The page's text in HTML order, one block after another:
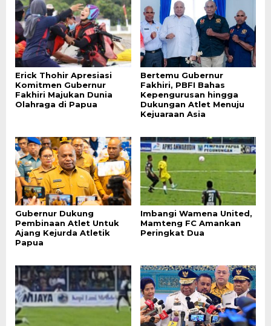
Erick Thohir Apresiasi
Komitmen Gubernur
Fakhiri Majukan Dunia
Olahraga di Papua
Bertemu Gubernur
Fakhiri, PBFI Bahas
Kepengurusan hingga
Dukungan Atlet Menuju
Kejuaraan Asia
Gubernur Dukung
Pembinaan Atlet Untuk
Ajang Kejurda Atletik
Papua
Imbangi Wamena United,
Mamteng FC Amankan
Peringkat Dua